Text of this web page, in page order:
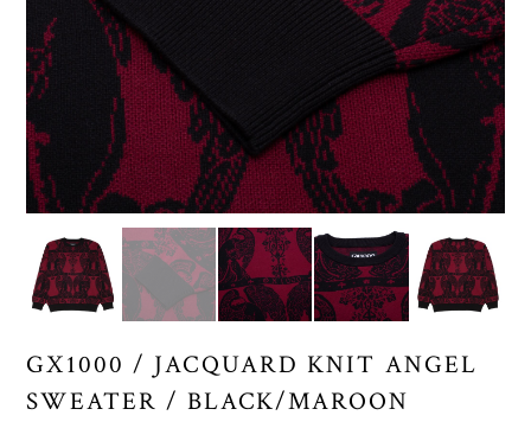
GX1000 / JACQUARD KNIT ANGEL
SWEATER / BLACK/MAROON